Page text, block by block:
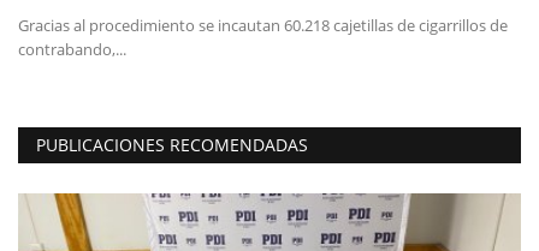
Gracias al procedimiento se incautan 60.218 cajetillas de cigarrillos de
contrabando,...
PUBLICACIONES RECOMENDADAS